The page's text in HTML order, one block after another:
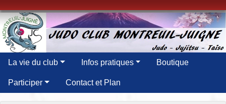
La vie du club Infos pratiques Boutique
Participer Contact et Plan